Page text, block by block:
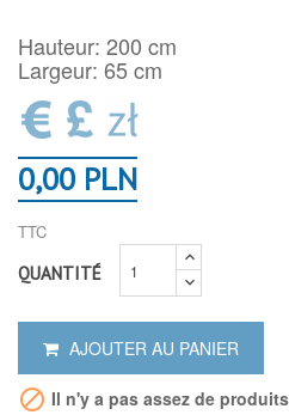
Hauteur: 200 cm
Largeur: 65 cm
0,00 PLN
TTC
QUANTITÉ
AJOUTER AU PANIER
 Il n'y a pas assez de